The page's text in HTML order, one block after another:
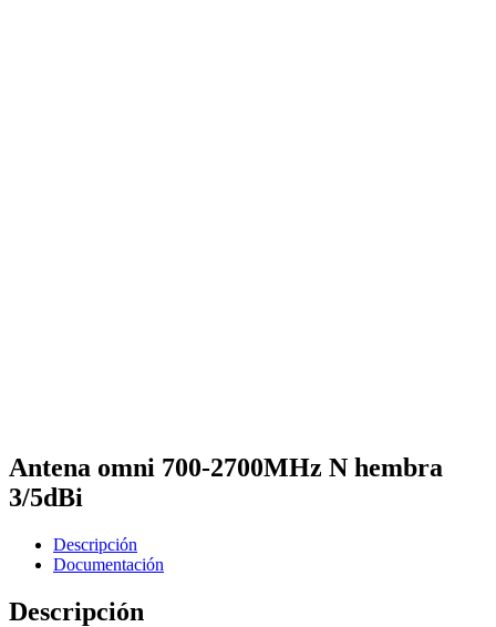
Antena omni 700-2700MHz N hembra
3/5dBi
Descripción
Documentación
Descripción